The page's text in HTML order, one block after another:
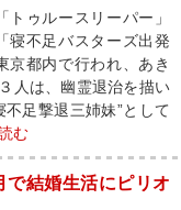
ゥルースリーパー」
寝不足バスターズ出発
京都内で行われ、あき
人は、幽霊退治を描い
足撃退三姉妹”として
む
結婚生活にピリオ